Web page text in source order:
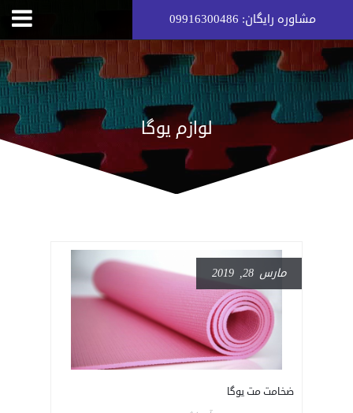
مشاوره رایگان: 09916300486
لوازم یوگا
مارس 28, 2019
ضخامت مت یوگا